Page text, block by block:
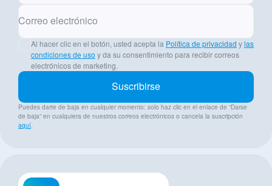
Correo electrónico
Al hacer clic en el botón, usted acepta la Política de privacidad ylas
condiciones de uso y da su consentimiento para recibir correos
electrónicos de marketing.
Suscribirse
Puedes darte de baja en cualquier momento: solo haz clic en el enlace de “Darse
de baja” en cualquiera de nuestros correos electrónicos o cancela la suscripción
aquí.